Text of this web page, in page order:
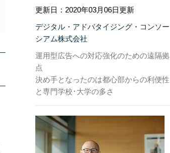
更新日：2020年03月06日更新
デジタル・アドバタイジング・コンソー
シアム株式会社
運用型広告への対応強化のための遠隔拠
点
決め手となったのは都心部からの利便性
と専門学校･大学の多さ